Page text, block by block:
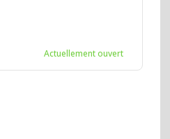
Actuellement ouvert